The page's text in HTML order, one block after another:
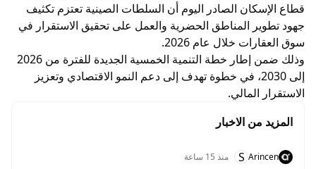
قطاع الإسكان الصادر اليوم أن السلطات الصينية تعتزم تكثيف
جهود تطوير المناطق الحضرية والعمل على تحقيق الاستقرار في
سوق العقارات خلال عام 2026.
وذلك ضمن إطار خطة التنمية الخمسية الجديدة للفترة من 2026
إلى 2030، في خطوة تهدف إلى دعم النمو الاقتصادي وتعزيز
الاستقرار المالي.
المزيد من الاخبار
Arincen
S منذ 15 ساعة